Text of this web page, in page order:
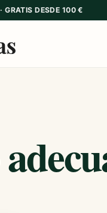
GRATIS DESDE 100 €